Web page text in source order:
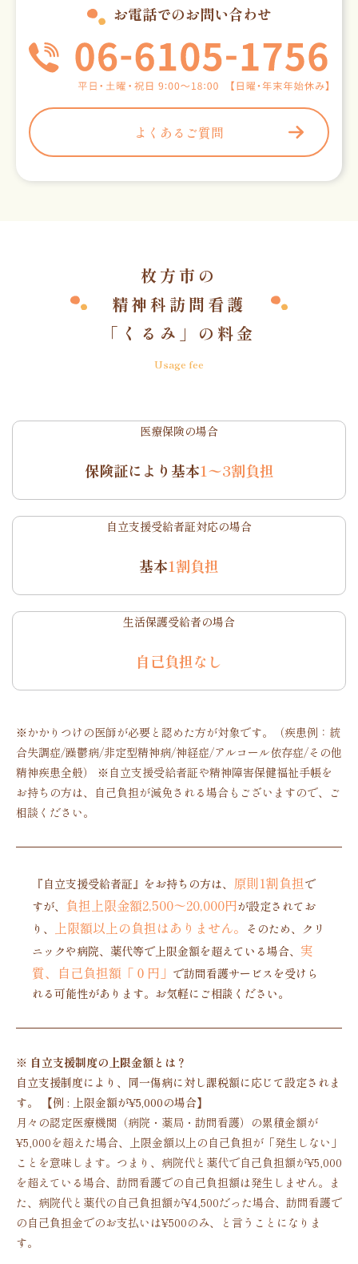
お電話でのお問い合わせ
よくあるご質問
枚方市の
精神科訪問看護
「くるみ」の料金
Usage fee
医療保険の場合
保険証により基本1〜3割負担
自立支援受給者証対応の場合
基本1割負担
生活保護受給者の場合
自己負担なし
※かかりつけの医師が必要と認めた方が対象です。（疾患例：統
合失調症/躁鬱病/非定型精神病/神経症/アルコール依存症/その他
精神疾患全般） ※自立支援受給者証や精神障害保健福祉手帳を
お持ちの方は、自己負担が減免される場合もございますので、ご
相談ください。
『自立支援受給者証』をお持ちの方は、 原則1割負担で
すが、 負担上限金額2,500〜20,000円が設定されてお
り、
上限額以上の負担はありません。 そのため、クリ
ニックや病院、薬代等で上限金額を超えている場合、 実
質、自己負担額「０円」 で訪問看護サービスを受けら
れる可能性があります。お気軽にご相談ください。
※ 自立支援制度の上限金額とは？
自立支援制度により、同一傷病に対し課税額に応じて設定されま
す。 【例 : 上限金額が¥5,000の場合】
月々の認定医療機関（病院・薬局・訪問看護）の累積金額が
¥5,000を超えた場合、上限金額以上の自己負担が「発生しない」
ことを意味します。つまり、病院代と薬代で自己負担額が¥5,000
を超えている場合、訪問看護での自己負担額は発生しません。ま
た、病院代と薬代の自己負担額が¥4,500だった場合、訪問看護で
の自己負担金でのお支払いは¥500のみ、と言うことになりま
す。